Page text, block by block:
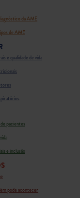
da AME
de AME
e qualidade de vida
pacientes
e inclusão
pode acontecer